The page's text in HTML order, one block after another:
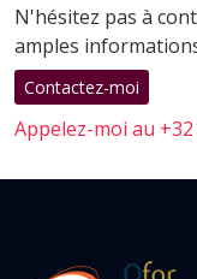
N'hésitez pas à
amples
Contactez-moi
Appelez-moi au +32